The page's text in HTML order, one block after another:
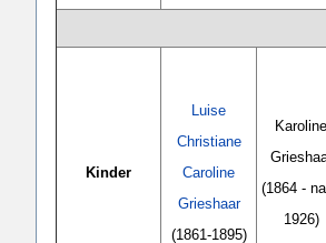
Kinder
Luise
Christiane
Caroline
Grieshaar
(1861-1895)
(1864 -
1926)